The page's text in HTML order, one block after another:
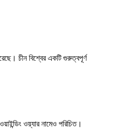
চীন বিশ্বের একটি গুরুত্বপূর্ণ
ওয়্যার নামেও পরিচিত।